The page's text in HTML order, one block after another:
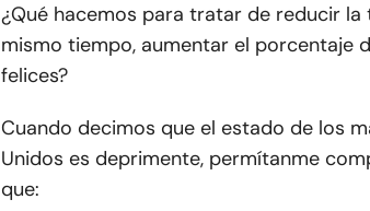
¿Qué hacemos para tratar de reducir la
mismo tiempo, aumentar el porcentaje
felices?
Cuando decimos que el estado de los
Unidos es deprimente, permítanme
que: